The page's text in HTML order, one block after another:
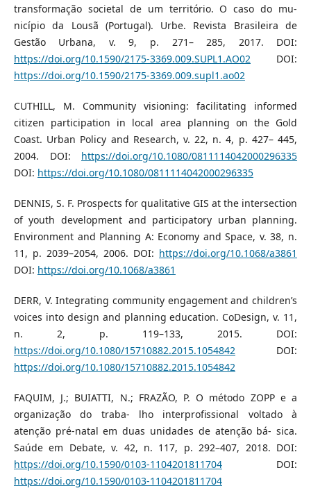
transformação societal de um território. O caso do mu-
nicípio da Lousã (Portugal). Urbe. Revista Brasileira de
Gestão Urbana, v. 9, p. 271– 285, 2017. DOI:
https://doi.org/10.1590/2175-3369.009.SUPL1.AO02DOI:
https://doi.org/10.1590/2175-3369.009.supl1.ao02
CUTHILL, M. Community visioning: facilitating informed
citizen participation in local area planning on the Gold
Coast. Urban Policy and Research, v. 22, n. 4, p. 427– 445,
2004. DOI: https://doi.org/10.1080/0811114042000296335
DOI: https://doi.org/10.1080/0811114042000296335
DENNIS, S. F. Prospects for qualitative GIS at the intersection
of youth development and participatory urban planning.
Environment and Planning A: Economy and Space, v. 38, n.
11, p. 2039–2054, 2006. DOI: https://doi.org/10.1068/a3861
DOI: https://doi.org/10.1068/a3861
DERR, V. Integrating community engagement and children’s
voices into design and planning education. CoDesign, v. 11,
n. 2, p. 119–133, 2015. DOI:
https://doi.org/10.1080/15710882.2015.1054842DOI:
https://doi.org/10.1080/15710882.2015.1054842
FAQUIM, J.; BUIATTI, N.; FRAZÃO, P. O método ZOPP e a
organização do traba- lho interprofissional voltado à
atenção pré-natal em duas unidades de atenção bá- sica.
Saúde em Debate, v. 42, n. 117, p. 292–407, 2018. DOI:
https://doi.org/10.1590/0103-1104201811704DOI:
https://doi.org/10.1590/0103-1104201811704